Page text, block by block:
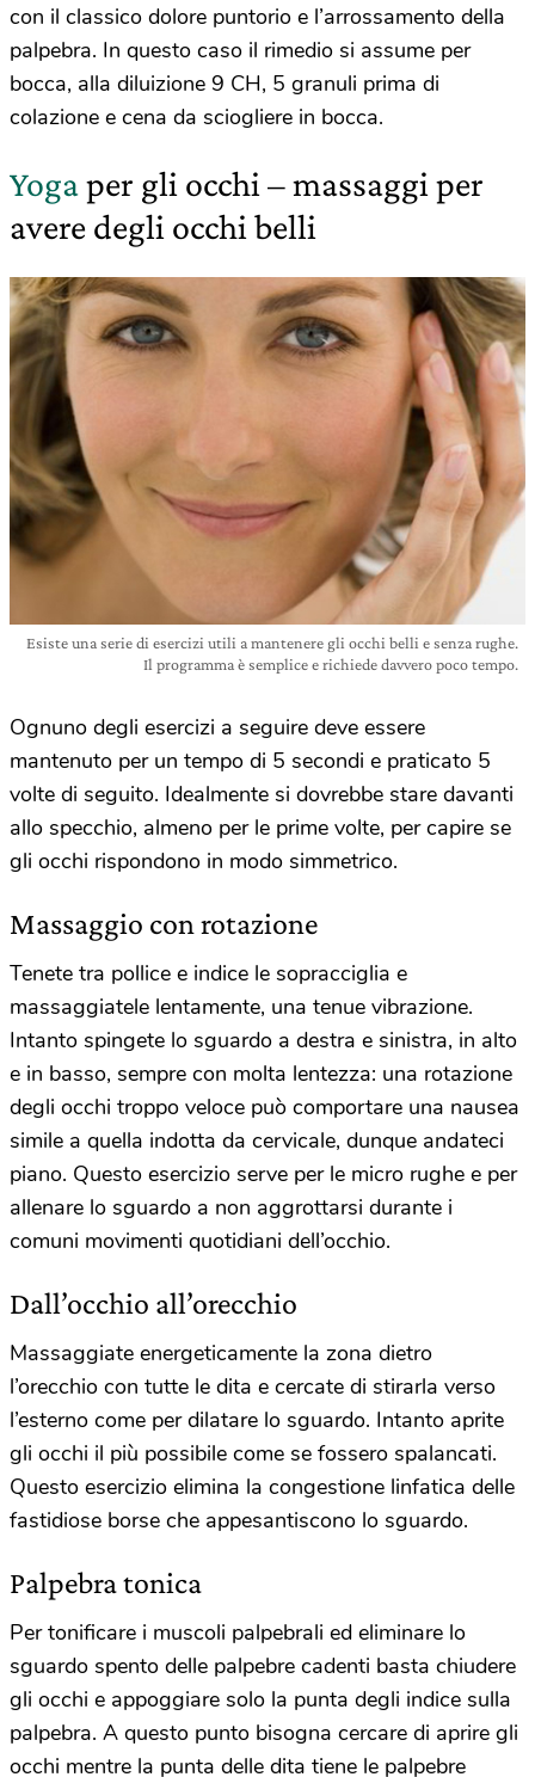
con il classico dolore puntorio e l’arrossamento della
palpebra. In questo caso il rimedio si assume per
bocca, alla diluizione 9 CH, 5 granuli prima di
colazione e cena da sciogliere in bocca.
Yogaper gli occhi – massaggi per
avere degli occhi belli
Esiste una serie di esercizi utili a mantenere gli occhi belli e senza rughe.
Il programma è semplice e richiede davvero poco tempo.
Ognuno degli esercizi a seguire deve essere
mantenuto per un tempo di 5 secondi e praticato 5
volte di seguito. Idealmente si dovrebbe stare davanti
allo specchio, almeno per le prime volte, per capire se
gli occhi rispondono in modo simmetrico.
Massaggio con rotazione
Tenete tra pollice e indice le sopracciglia e
massaggiatele lentamente, una tenue vibrazione.
Intanto spingete lo sguardo a destra e sinistra, in alto
e in basso, sempre con molta lentezza: una rotazione
degli occhi troppo veloce può comportare una nausea
simile a quella indotta da cervicale, dunque andateci
piano. Questo esercizio serve per le micro rughe e per
allenare lo sguardo a non aggrottarsi durante i
comuni movimenti quotidiani dell’occhio.
Dall’occhio all’orecchio
Massaggiate energeticamente la zona dietro
l’orecchio con tutte le dita e cercate di stirarla verso
l’esterno come per dilatare lo sguardo. Intanto aprite
gli occhi il più possibile come se fossero spalancati.
Questo esercizio elimina la congestione linfatica delle
fastidiose borse che appesantiscono lo sguardo.
Palpebra tonica
Per tonificare i muscoli palpebrali ed eliminare lo
sguardo spento delle palpebre cadenti basta chiudere
gli occhi e appoggiare solo la punta degli indice sulla
palpebra. A questo punto bisogna cercare di aprire gli
occhi mentre la punta delle dita tiene le palpebre